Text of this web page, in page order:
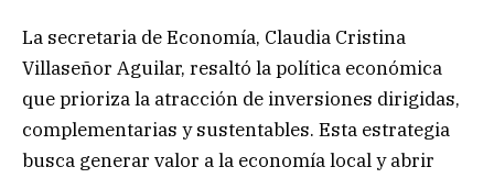
La secretaria de Economía, Claudia Cristina
Villaseñor Aguilar, resaltó la política económica
que prioriza la atracción de inversiones dirigidas,
complementarias y sustentables. Esta estrategia
busca generar valor a la economía local y abrir